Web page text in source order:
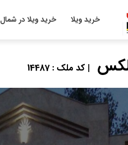
خرید ویلا خرید ویلا در شمال
| کد ملک : 14487